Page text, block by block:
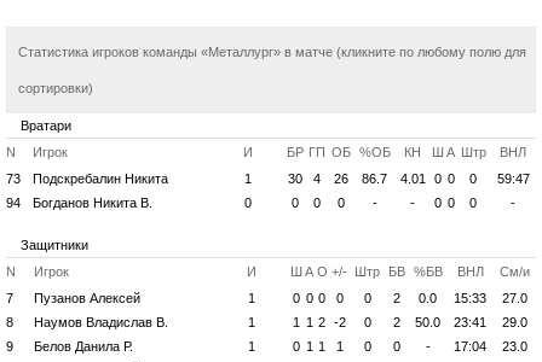
Статистика игроков команды «Металлург» в матче (кликните по любому полю для
сортировки)
Вратари
N
Игрок И БР ГП ОБ %ОБ КН Ш А Штр
ВНЛ
73
Подскребалин Никита 1 30 4 26 86.7 4.01 0 0 0
59:47
94
Богданов Никита В. 0 0 0 0 - - 0 0 0 -
Защитники
N
Игрок И Ш А О +/- Штр БВ %БВ ВНЛ
См/и
7
Пузанов Алексей 1 0 0 0 0 0 2 0.0 15:33
27.0
8
Наумов Владислав В. 1 1 1 2 -2 0 2 50.0 23:41
29.0
9
Белов Данила Р. 1 0 1 1 1 0 0 - 17:04
23.0